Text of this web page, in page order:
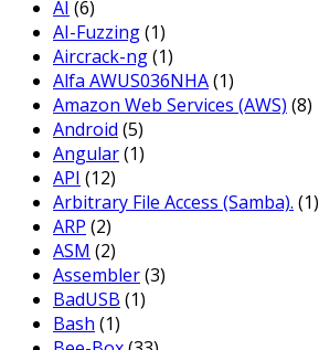
AI (6)
AI-Fuzzing(1)
Aircrack-ng(1)
Alfa AWUS036NHA(1)
Amazon Web Services (AWS) (8)
Android (5)
Angular(1)
API (12)
Arbitrary File Access (Samba). (1)
ARP (2)
ASM (2)
Assembler(3)
BadUSB (1)
Bash (1)